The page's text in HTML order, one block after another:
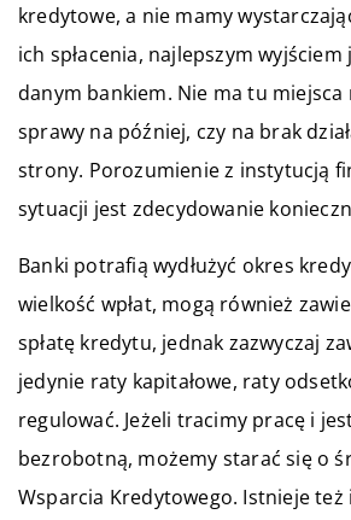
kredytowe, a nie mamy
ich spłacenia, najlepszym
danym bankiem. Nie ma tu miejsca
sprawy na później, czy na brak
strony. Porozumienie z instytucją
sytuacji jest zdecydowanie
Banki potrafią wydłużyć okres
wielkość wpłat, mogą również
spłatę kredytu, jednak zazwyczaj
jedynie raty kapitałowe, raty
regulować. Jeżeli tracimy pracę i
bezrobotną, możemy starać się o
Wsparcia Kredytowego. Istnieje też